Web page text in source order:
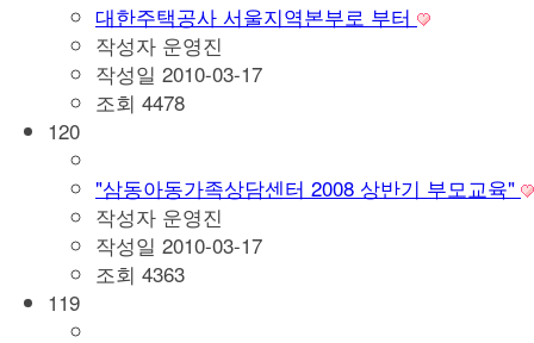
대한주택공사 서울지역본부로 부터
작성자 운영진
작성일 2010-03-17
조회 4478
120
"삼동아동가족상담센터 2008 상반기 부모교육"
작성자 운영진
작성일 2010-03-17
조회 4363
119